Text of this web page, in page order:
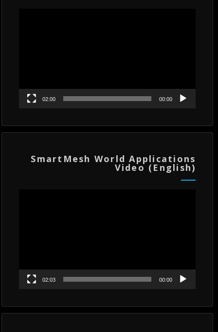
00:00
02:00
SmartMesh World Applications
Video (English)
00:00
02:03